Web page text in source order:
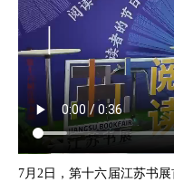
7月2日，第十六届江苏书